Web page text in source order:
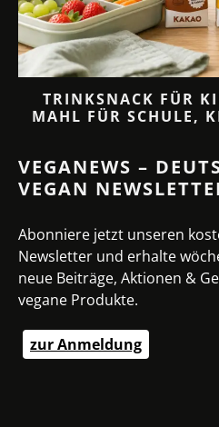
TRINKSNACK FÜR
MAHL FÜR SCHULE,
VEGANEWS –
VEGAN
Abonniere jetzt unseren
Newsletter und erhalte
neue Beiträge, Aktionen &
vegane Produkte.
zur Anmeldung